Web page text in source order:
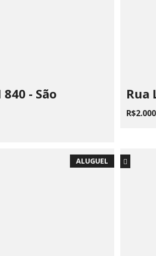
- São
Rua
ALUGUEL